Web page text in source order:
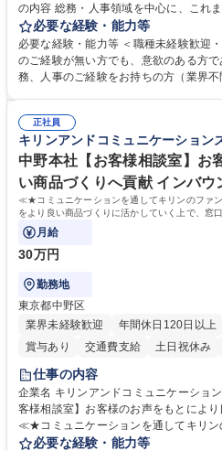
の内容 総務・人事領域を中心に、これ
します。 ＜具体的には＞ ・総務/人事労務（給与・社保・勤怠管理など）
・採用・教育研修 ・福利厚生運用 など
採用や教育等の業務内容により、関西
出張もございます。 ※担当業務を持ち
総務人事＜未経験歓迎＞◇三菱電機G
必要な経験・能力等
必要な経験・能力等 ＜職種未経験歓迎
のご経験が無い方でも、意欲のある方
務、人事のご経験をお持ちの方（業界不問） ■求める人物像：・
ミュニケーション能力を持っている方
正社員
キリンアンドコミュニケーション
中野本社【お客様相談室】お
い商品づくりへ貢献 インバウ
≪★コミュニケーションを通してキリンのファ
をより良い商品づくりに活かしていく上で、窓
月給
30万円
勤務地
東京都中野区
業界未経験歓迎
年間休日120日以上
賞与あり
交通費支給 土日祝休み
仕事の内容
企業名 キリンアンドコミュニケーションズ株式会社 求
客様相談室】お客様のお声をもとにより良い商
≪★コミュニケーションを通してキリ
お客様のお声をより良い商品づくりに
必要な経験・能力等